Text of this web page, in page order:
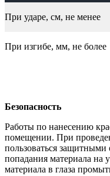
При ударе, см, не менее
При изгибе, мм, не более
Безопасность
Работы по нанесению
помещении. При
пользоваться
попадания материала на
материала в глаза